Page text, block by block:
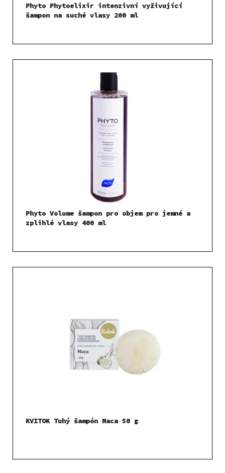
Phyto Phytoelixir intenzivní vyživující
šampon na suché vlasy 200 ml
Phyto Volume šampon pro objem pro jemné a
zplihlé vlasy 400 ml
KVITOK Tuhý šampón Maca 50 g